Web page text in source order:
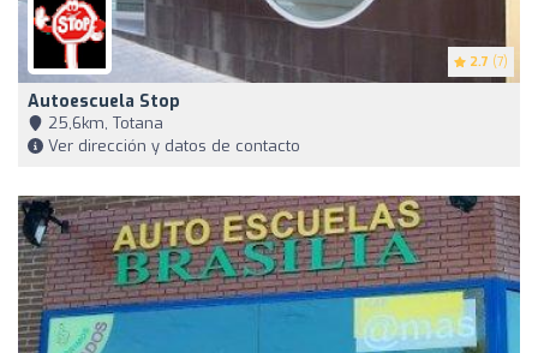
2.7 (7)
Autoescuela Stop
25,6km, Totana
Ver dirección y datos de contacto